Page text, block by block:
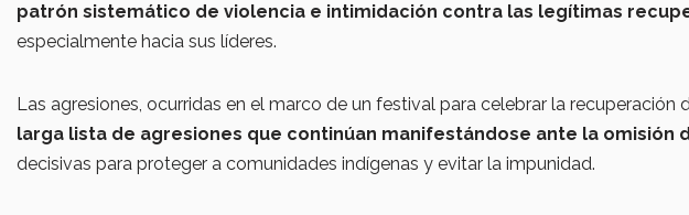
patrón sistemático de violencia e intimidación contra las legítimas
especialmente hacia sus líderes.
Las agresiones, ocurridas en el marco de un festival para celebrar la recuperación
larga lista de agresiones que continúan manifestándose ante la omisión
decisivas para proteger a comunidades indígenas y evitar la impunidad.